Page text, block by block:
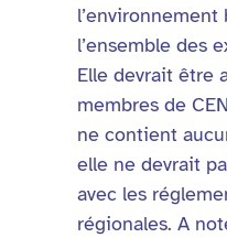
l’ensemble des
Elle devrait être
membres de
ne contient
elle ne devrait
avec les
régionales. A